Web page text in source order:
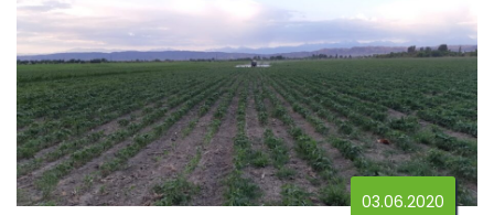
03.06.2020